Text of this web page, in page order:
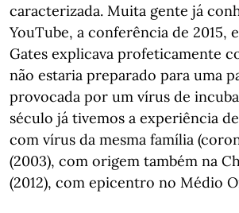
caracterizada. Muita gente já
YouTube, a conferência de 2015,
Gates explicava profeticamente
não estaria preparado para uma
provocada por um vírus de
século já tivemos a experiência
com vírus da mesma família
(2003), com origem também na
(2012), com epicentro no Médio